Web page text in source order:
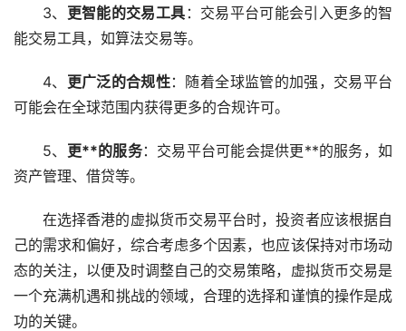
3、 更智能的交易工具 ：交易平台可能会引入更多的智
能交易工具，如算法交易等。
4、 更广泛的合规性：随着全球监管的加强，交易平台
可能会在全球范围内获得更多的合规许可。
5、 更**的服务：交易平台可能会提供更**的服务，如
资产管理、借贷等。
在选择香港的虚拟货币交易平台时，投资者应该根据自
己的需求和偏好，综合考虑多个因素，也应该保持对市场动
态的关注，以便及时调整自己的交易策略，虚拟货币交易是
一个充满机遇和挑战的领域，合理的选择和谨慎的操作是成
功的关键。